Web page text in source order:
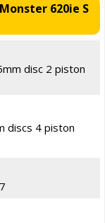
620ie S
disc 2 piston
discs 4 piston